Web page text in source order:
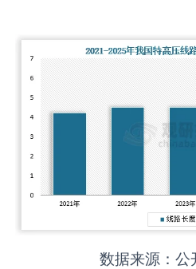
数据来源：公